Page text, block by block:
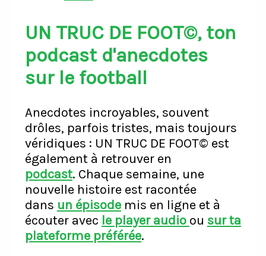
UN TRUC DE FOOT©, ton
podcast d'anecdotes
sur le football
Anecdotes incroyables, souvent
drôles, parfois tristes, mais toujours
véridiques : UN TRUC DE FOOT© est
également à retrouver en
podcast. Chaque semaine, une
nouvelle histoire est racontée
dans un épisodemis en ligne et à
écouter avec le player audio ou sur ta
plateforme préférée.